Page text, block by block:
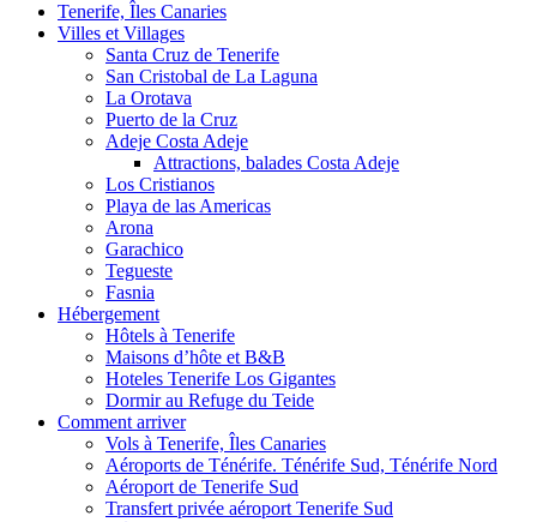
Tenerife, Îles Canaries
Villes et Villages
Santa Cruz de Tenerife
San Cristobal de La Laguna
La Orotava
Puerto de la Cruz
Adeje Costa Adeje
Attractions, balades Costa Adeje
Los Cristianos
Playa de las Americas
Arona
Garachico
Tegueste
Fasnia
Hébergement
Hôtels à Tenerife
Maisons d’hôte et B&B
Hoteles Tenerife Los Gigantes
Dormir au Refuge du Teide
Comment arriver
Vols à Tenerife, Îles Canaries
Aéroports de Ténérife. Ténérife Sud, Ténérife Nord
Aéroport de Tenerife Sud
Transfert privée aéroport Tenerife Sud